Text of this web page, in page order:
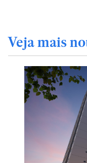
Veja mais